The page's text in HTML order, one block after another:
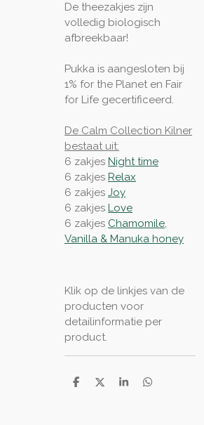
De theezakjes zijn
volledig biologisch
afbreekbaar!
Pukka is aangesloten bij
1% for the Planet en Fair
for Life gecertificeerd.
De Calm Collection Kilner
bestaat uit:
6 zakjes Night time
6 zakjes Relax
6 zakjes Joy
6 zakjes Love
6 zakjes Chamomile,
Vanilla & Manuka honey
Klik op de linkjes van de
producten voor
detailinformatie per
product.
D
D
S
D